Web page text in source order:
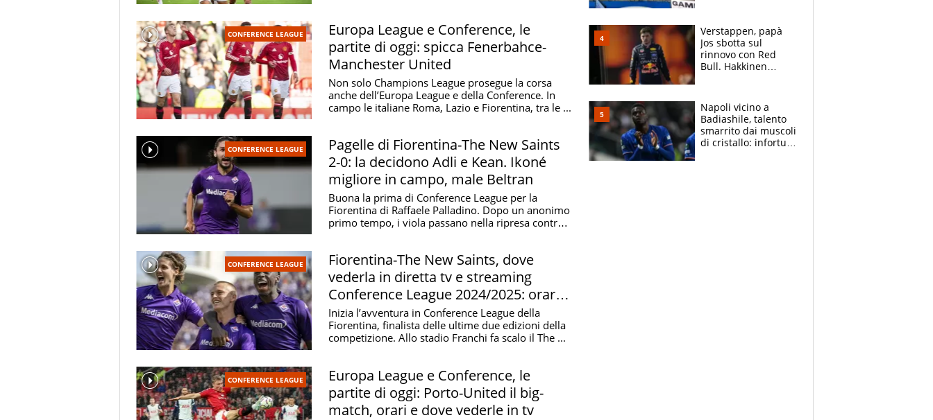
CONFERENCE LEAGUE
Europa League e Conference, le
partite di oggi: spicca Fenerbahce-
Manchester United
Non solo Champions League prosegue la corsa
anche dell’Europa League e della Conference. In
campo le italiane Roma, Lazio e Fiorentina, tra le ...
CONFERENCE LEAGUE
Pagelle di Fiorentina-The New Saints
2-0: la decidono Adli e Kean. Ikoné
migliore in campo, male Beltran
Buona la prima di Conference League per la
Fiorentina di Raffaele Palladino. Dopo un anonimo
primo tempo, i viola passano nella ripresa contro i
CONFERENCE LEAGUE
Fiorentina-The New Saints, dove
vederla in diretta tv e streaming
Conference League 2024/2025: orario,
probabili formazioni e arbitro
Inizia l’avventura in Conference League della
Fiorentina, finalista delle ultime due edizioni della
competizione. Allo stadio Franchi fa scalo il The ...
CONFERENCE LEAGUE
Europa League e Conference, le
partite di oggi: Porto-United il big-
match, orari e dove vederle in tv
Verstappen, papà
Jos sbotta sul
rinnovo con Red
Bull. Hakkinen
sarebbe un rischio”
Napoli vicino a
Badiashile, talento
smarrito dai muscoli
di cristallo: infortuni